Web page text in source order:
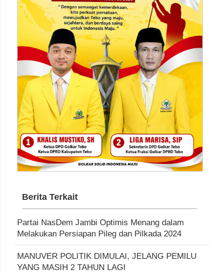
Berita Terkait
Partai NasDem Jambi Optimis Menang dalam
Melakukan Persiapan Pileg dan Pilkada 2024
MANUVER POLITIK DIMULAI, JELANG PEMILU
YANG MASIH 2 TAHUN LAGI